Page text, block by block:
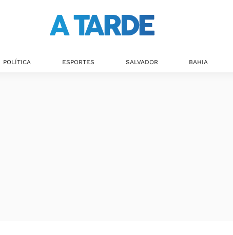
POLÍTICA ESPORTES SALVADOR BAHIA